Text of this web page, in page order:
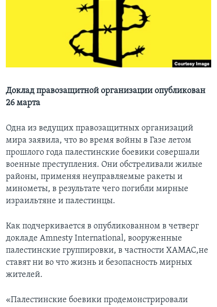
Языки
Доклад правозащитной организации опубликован
26 марта
Одна из ведущих правозащитных организаций
мира заявила, что во время войны в Газе летом
прошлого года палестинские боевики совершали
военные преступления. Они обстреливали жилые
районы, применяя неуправляемые ракеты и
минометы, в результате чего погибли мирные
израильтяне и палестинцы.
Как подчеркивается в опубликованном в четверг
докладе Amnesty International, вооруженные
палестинские группировки, в частности ХАМАС,не
ставят ни во что жизнь и безопасность мирных
жителей.
«Палестинские боевики продемонстрировали